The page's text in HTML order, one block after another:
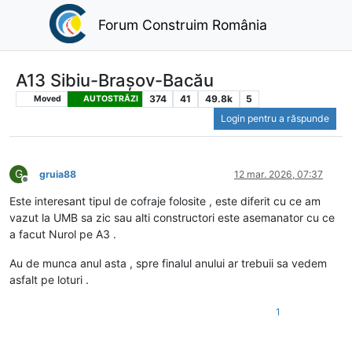
Forum Construim România
A13 Sibiu-Brașov-Bacău
Moved AUTOSTRĂZI 374 41 49.8k
5
Login pentru a răspunde
G
Deconectat
gruia88 12 mar. 2026, 07:37
Este interesant tipul de cofraje folosite , este diferit cu ce am
vazut la UMB sa zic sau alti constructori este asemanator cu ce
a facut Nurol pe A3 .
Au de munca anul asta , spre finalul anului ar trebuii sa vedem
asfalt pe loturi .
1